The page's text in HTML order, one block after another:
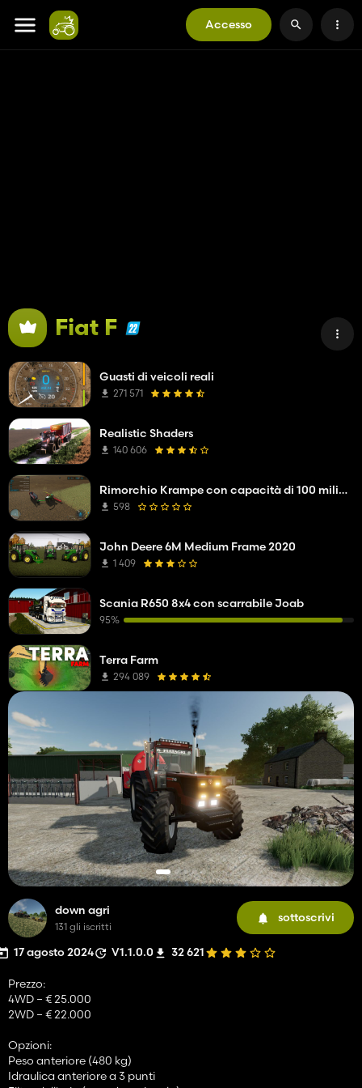
Accesso
Fiat F
down agri
131 gli iscritti
sottoscrivi
17 agosto 2024 V1.1.0.0 32 621
Prezzo:
4WD – € 25.000
2WD – € 22.000
Opzioni:
Peso anteriore (480 kg)
Idraulica anteriore a 3 punti
Guasti di veicoli reali
271 571
Realistic Shaders
140 606
Rimorchio Krampe con capacità di 100 milioni di litri
598
John Deere 6M Medium Frame 2020
1 409
Scania R650 8x4 con scarrabile Joab
95%
Terra Farm
294 089